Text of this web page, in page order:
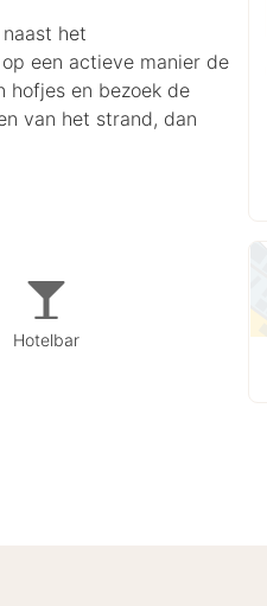
het
een actieve manier de
hofjes en bezoek de
van het strand, dan
Hotelbar